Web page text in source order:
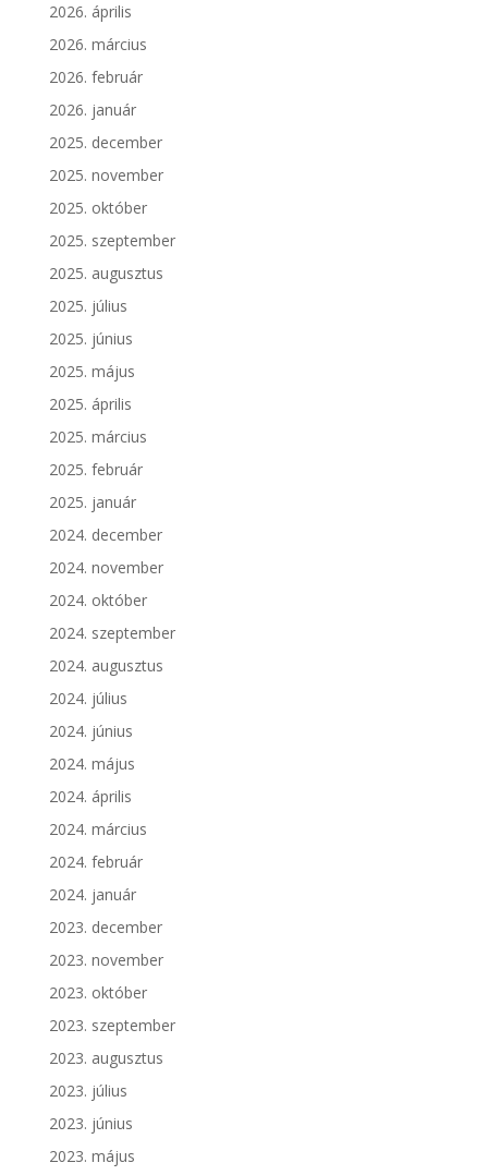
2026. április
2026. március
2026. február
2026. január
2025. december
2025. november
2025. október
2025. szeptember
2025. augusztus
2025. július
2025. június
2025. május
2025. április
2025. március
2025. február
2025. január
2024. december
2024. november
2024. október
2024. szeptember
2024. augusztus
2024. július
2024. június
2024. május
2024. április
2024. március
2024. február
2024. január
2023. december
2023. november
2023. október
2023. szeptember
2023. augusztus
2023. július
2023. június
2023. május